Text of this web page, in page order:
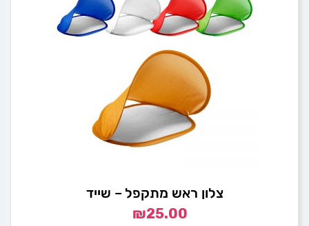
צלון ראש מתקפל – שייד
₪25.00